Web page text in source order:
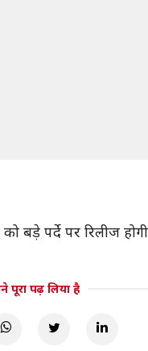
बड़े पर्दे पर
पूरा पढ़ लिया है